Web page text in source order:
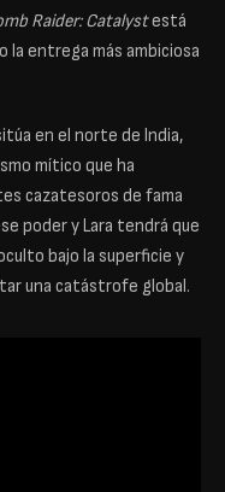
Raider: Catalystestá
la entrega más ambiciosa
en el norte de India,
mítico que ha
cazatesoros de fama
poder y Lara tendrá que
bajo la superficie y
una catástrofe global.